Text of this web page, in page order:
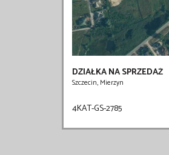
DZIAŁKA NA SPRZEDAŻ
Szczecin, Mierzyn
4KAT-GS-2785